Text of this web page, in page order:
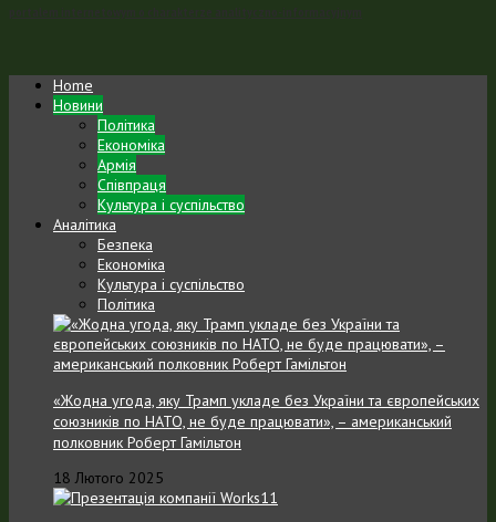
Home
Новини
Політика
Економіка
Армія
Співпраця
Культура і суспільство
Аналітика
Безпека
Економіка
Культура і суспільство
Політика
«Жодна угода, яку Трамп укладе без України та європейських
союзників по НАТО, не буде працювати», – американський
полковник Роберт Гамільтон
18 Лютого 2025